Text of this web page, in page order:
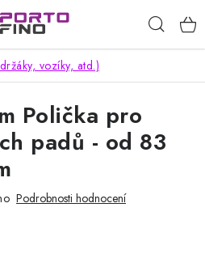
vozíky, atd.)
Polička pro
padů - od 83
Podrobnosti hodnocení